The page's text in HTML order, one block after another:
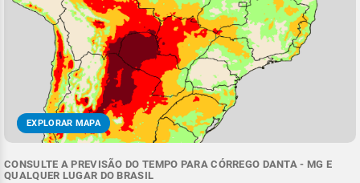
EXPLORAR MAPA
CONSULTE A PREVISÃO DO TEMPO PARA CÓRREGO DANTA - MG E
QUALQUER LUGAR DO BRASIL